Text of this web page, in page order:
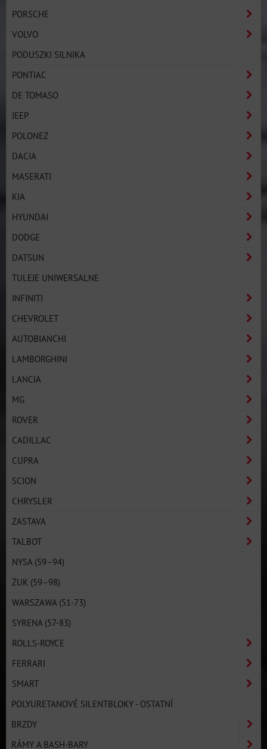
PORSCHE
VOLVO
PODUSZKI SILNIKA
PONTIAC
DE TOMASO
JEEP
POLONEZ
DACIA
MASERATI
KIA
HYUNDAI
DODGE
DATSUN
TULEJE UNIWERSALNE
INFINITI
CHEVROLET
AUTOBIANCHI
LAMBORGHINI
LANCIA
MG
ROVER
CADILLAC
CUPRA
SCION
CHRYSLER
ZASTAVA
TALBOT
NYSA (59–94)
ŻUK (59–98)
WARSZAWA (51-73)
SYRENA (57-83)
ROLLS-ROYCE
FERRARI
SMART
POLYURETANOVÉ SILENTBLOKY - OSTATNÍ
BRZDY
RÁMY A BASH-BARY